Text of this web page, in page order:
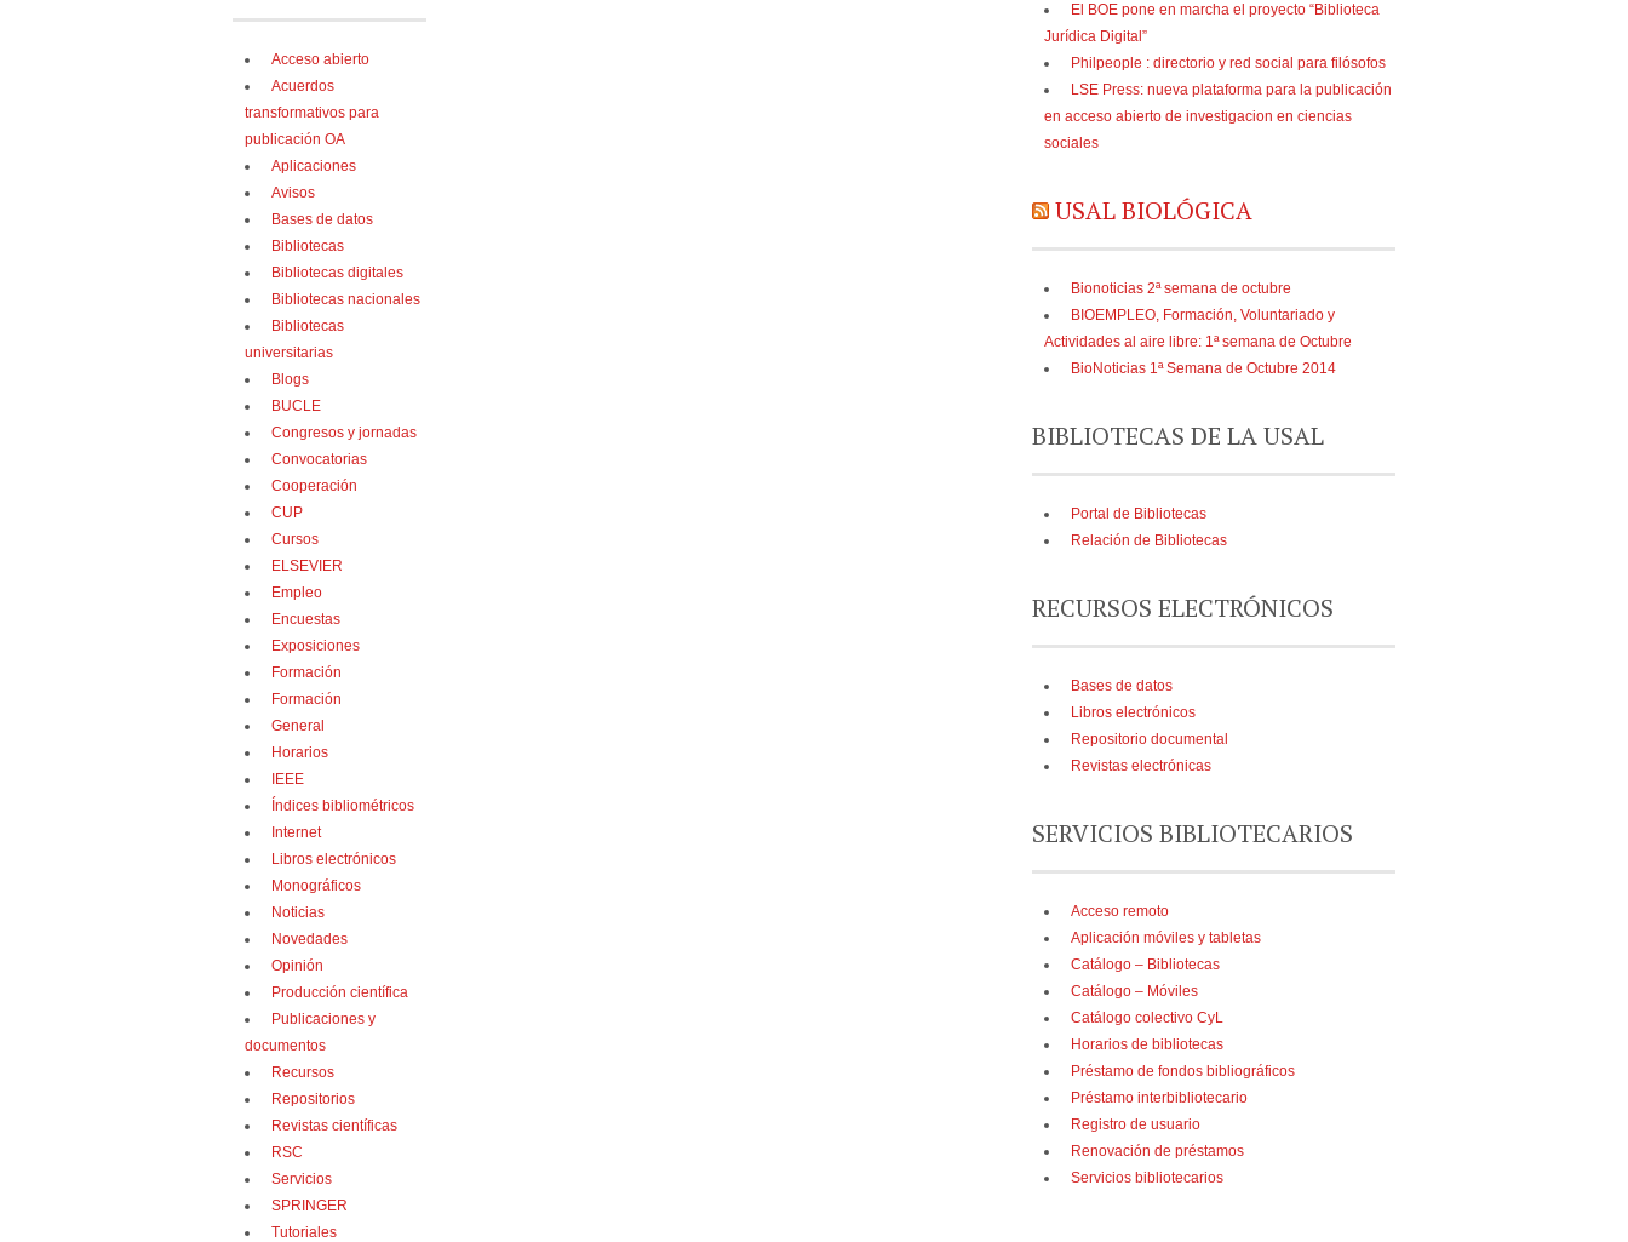
El BOE pone en marcha el proyecto “Biblioteca
Jurídica Digital”
Philpeople : directorio y red social para filósofos
LSE Press: nueva plataforma para la publicación
en acceso abierto de investigacion en ciencias
sociales
USAL BIOLÓGICA
Bionoticias 2ª semana de octubre
BIOEMPLEO, Formación, Voluntariado y
Actividades al aire libre: 1ª semana de Octubre
BioNoticias 1ª Semana de Octubre 2014
BIBLIOTECAS DE LA USAL
Portal de Bibliotecas
Relación de Bibliotecas
RECURSOS ELECTRÓNICOS
Bases de datos
Libros electrónicos
Repositorio documental
Revistas electrónicas
SERVICIOS BIBLIOTECARIOS
Acceso remoto
Aplicación móviles y tabletas
Catálogo – Bibliotecas
Catálogo – Móviles
Catálogo colectivo CyL
Horarios de bibliotecas
Préstamo de fondos bibliográficos
Préstamo interbibliotecario
Registro de usuario
Renovación de préstamos
Servicios bibliotecarios
Acceso abierto
Acuerdos
transformativos para
publicación OA
Aplicaciones
Avisos
Bases de datos
Bibliotecas
Bibliotecas digitales
Bibliotecas nacionales
Bibliotecas
universitarias
Blogs
BUCLE
Congresos y jornadas
Convocatorias
Cooperación
CUP
Cursos
ELSEVIER
Empleo
Encuestas
Exposiciones
Formación
Formación
General
Horarios
IEEE
Índices bibliométricos
Internet
Libros electrónicos
Monográficos
Noticias
Novedades
Opinión
Producción científica
Publicaciones y
documentos
Recursos
Repositorios
Revistas científicas
RSC
Servicios
SPRINGER
Tutoriales